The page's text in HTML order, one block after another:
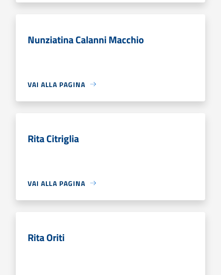
Nunziatina Calanni Macchio
VAI ALLA PAGINA
Rita Citriglia
VAI ALLA PAGINA
Rita Oriti